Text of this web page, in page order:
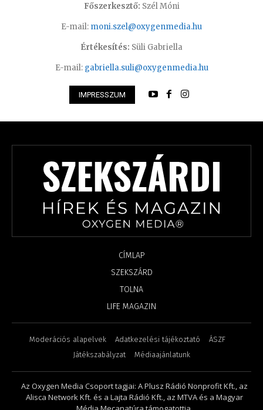
Főszerkesztő: Szél Móni
E-mail: moni.szel@oxygenmedia.hu
Értékesítés: Süli Gabriella
E-mail: gabriella.suli@oxygenmedia.hu
IMPRESSZUM
CÍMLAP
SZEKSZÁRD
TOLNA
LIFE MAGAZIN
Moderációs alapelvek Adatkezelési tájékoztató
ÁSZF
Játékszabályzat
Médiaajánlatunk
Az Oxygen Media Csoport tagjai: A Plusz Rádió Nonprofit Kft., az
Alisca Network Kft. és a Lajta Rádió Kft., az MTVA és a Magyar